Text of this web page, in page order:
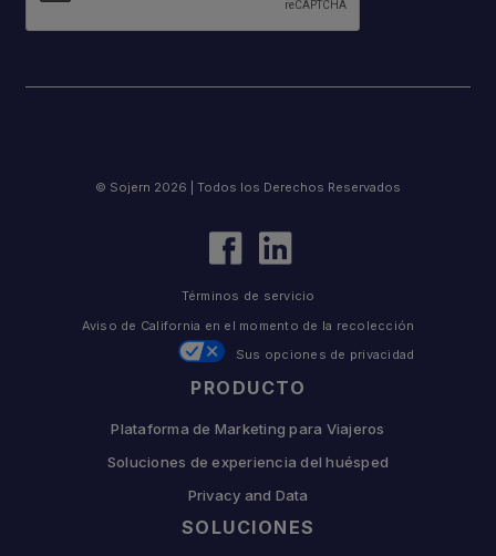
PRODUCTO
Plataforma de Marketing para Viajeros
Soluciones de experiencia del huésped
Privacy and Data
SOLUCIONES
© Sojern 2026 | Todos los Derechos Reservados
Términos de servicio
Aviso de California en el momento de la recolección
Sus opciones de privacidad